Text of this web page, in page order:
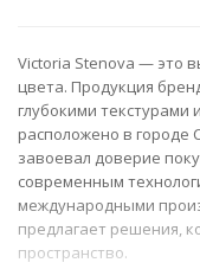
Victoria Stenova — это
цвета. Продукция
глубокими
расположено в городе
завоевал доверие
современным
международными
предлагает решения,
пространство.